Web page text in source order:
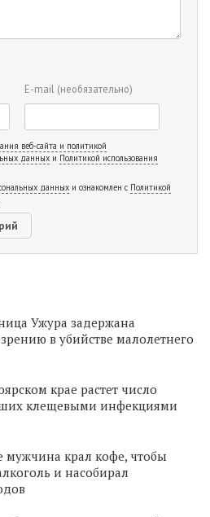
E-mail (необязательно)
веб-сайта и политикой
данных и Политикой использования
данных и ознакомлен с Политикой
Ужура задержана
в убийстве малолетнего
крае растет число
клещевыми инфекциями
мужчина крал кофе, чтобы
и насобирал